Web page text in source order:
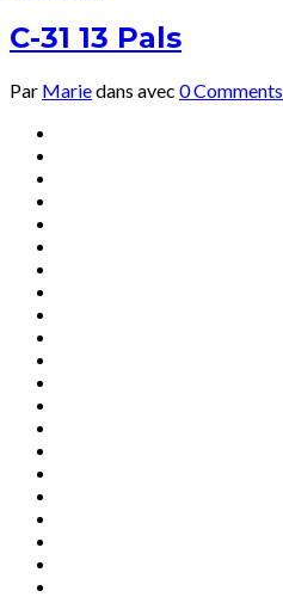
C-31 13 Pals
Par Mariedans avec 0 Comments